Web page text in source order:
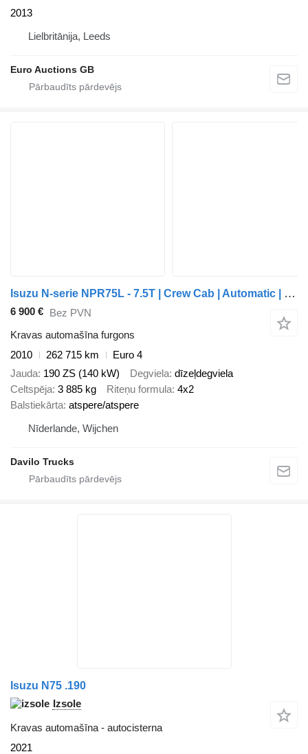
2013
Lielbritānija, Leeds
Euro Auctions GB
Isuzu N-serie NPR75L - 7.5T | Crew Cab | Automatic | 190HP | 6 Seats
6 900 € Bez PVN
Kravas automašīna furgons
2010
262 715 km
Euro 4
Jauda 190 ZS (140 kW) Degviela dīzeļdegviela
Celtspēja 3 885 kg Riteņu formula 4x2
Balstiekārta atspere/atspere
Nīderlande, Wijchen
Davilo Trucks
Isuzu N75 .190
Izsole
Kravas automašīna - autocisterna
2021